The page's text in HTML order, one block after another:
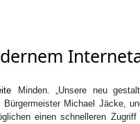
Minden. „Unsere neu
Michael Jäcke,
einen schnelleren